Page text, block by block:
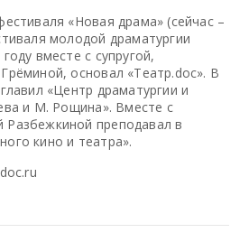
«Новая драма» (сейчас –
молодой драматургии
вместе с супругой,
основал «Театр.doc». В
«Центр драматургии и
и М. Рощина». Вместе с
преподавал в
кино и театра».